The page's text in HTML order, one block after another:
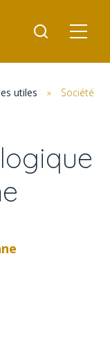
utiles » Société